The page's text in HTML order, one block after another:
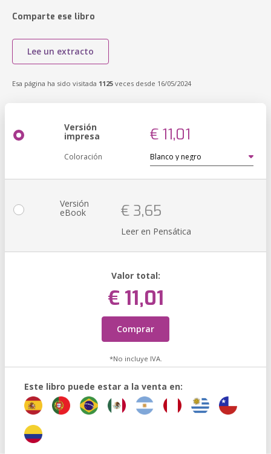
Comparte ese libro
Lee un extracto
Esa página ha sido visitada 1125 veces desde 16/05/2024
Versión
impresa € 11,01
Coloración
Versión
eBook € 3,65
Leer en Pensática
Valor total:
€ 11,01
Comprar
*No incluye IVA.
Este libro puede estar a la venta en: